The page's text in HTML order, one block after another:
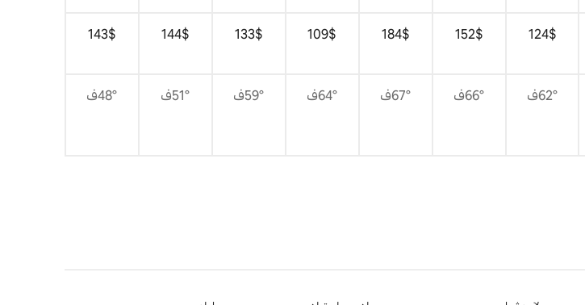
$‏124
$‏152
$‏184
$‏109
$‏133
$‏144
$‏143
62°ف 66°ف 67°ف 64°ف 59°ف 51°ف 48°ف